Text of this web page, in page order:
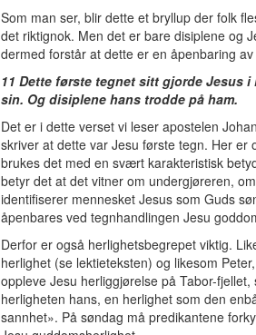
Som man ser, blir dette et bryllup der folk
det riktignok. Men det er bare disiplene og
dermed forstår at dette er en åpenbaring
11 Dette første tegnet sitt gjorde Jesus
sin. Og disiplene hans trodde på ham.
Det er i dette verset vi leser apostelen
skriver at dette var Jesu første tegn. Her er
brukes det med en svært karakteristisk
betyr det at det vitner om undergjøreren,
identifiserer mennesket Jesus som Guds
åpenbares ved tegnhandlingen Jesu
Derfor er også herlighetsbegrepet viktig.
herlighet (se lektieteksten) og likesom
oppleve Jesu herliggjørelse på Tabor-
herligheten hans, en herlighet som den
sannhet». På søndag må predikantene